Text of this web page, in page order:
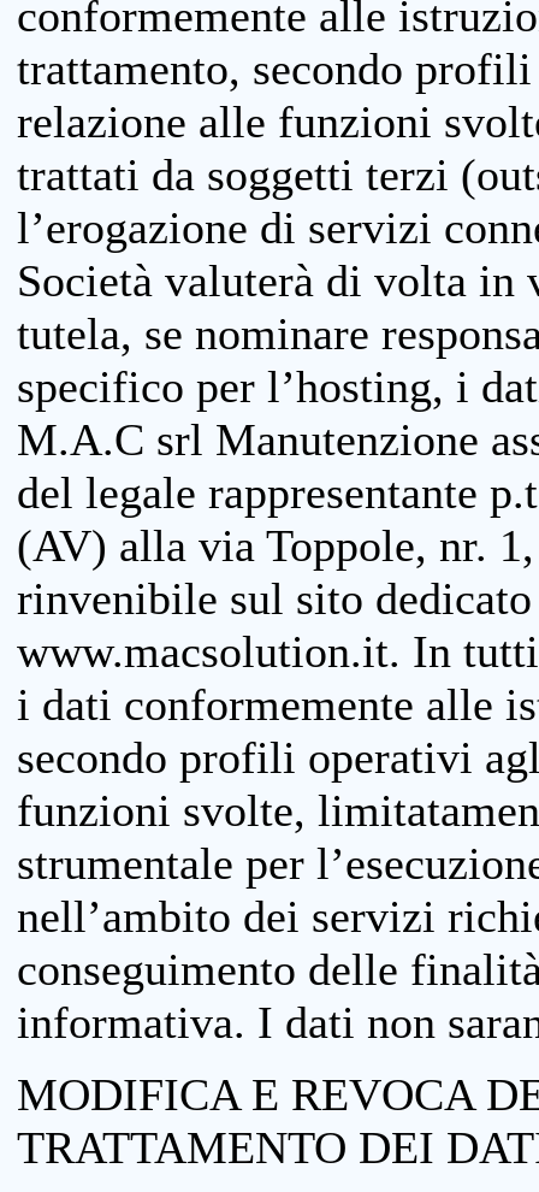
conformemente alle
trattamento, secondo
relazione alle funzioni
trattati da soggetti terzi
l’erogazione di servizi
Società valuterà di volta in
tutela, se nominare
specifico per l’hosting, i
M.A.C srl Manutenzione
del legale rappresentante
(AV) alla via Toppole, nr.
rinvenibile sul sito
www.macsolution.it. In
i dati conformemente alle
secondo profili operativi
funzioni svolte,
strumentale per
nell’ambito dei servizi
conseguimento delle
informativa. I dati non
MODIFICA E REVOCA
TRATTAMENTO DEI